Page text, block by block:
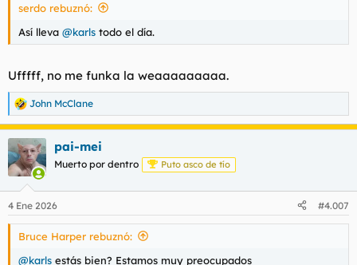
serdo rebuznó:
Así lleva @karls todo el día.
Ufffff, no me funka la weaaaaaaaaa.
R
e
a
c
c
i
e
s
John McClane
pai-mei
Muerto por dentro Puto asco de tío
4 Ene 2026 #4.007
Bruce Harper rebuznó:
@karls estás bien? Estamos muy preocupados